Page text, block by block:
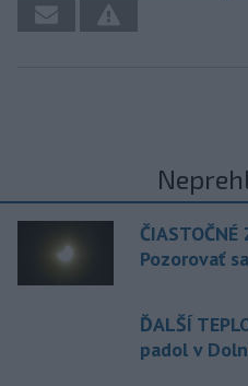
Pozorovať
ĎALŠÍ
padol v